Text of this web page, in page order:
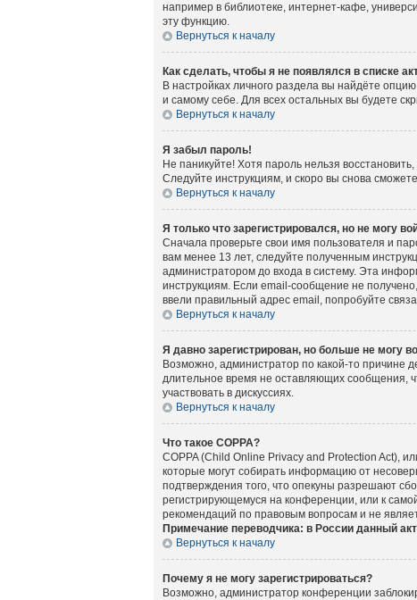
например в библиотеке, интернет-кафе,
эту функцию.
Вернуться к началу
Как сделать, чтобы я не появлялся в списке
В настройках личного раздела вы найдёте опцию
и самому себе. Для всех остальных вы будете
Вернуться к началу
Я забыл пароль!
Не паникуйте! Хотя пароль нельзя
Следуйте инструкциям, и скоро вы снова
Вернуться к началу
Я только что зарегистрировался, но не могу
Сначала проверьте свои имя пользователя и
вам менее 13 лет, следуйте полученным
администратором до входа в систему. Эта
инструкциям. Если email-сообщение не
ввели правильный адрес email, попробуйте
Вернуться к началу
Я давно зарегистрирован, но больше не могу
Возможно, администратор по какой-то причине
длительное время не оставляющих сообщения,
участвовать в дискуссиях.
Вернуться к началу
Что такое COPPA?
COPPA (Child Online Privacy and Protection Act),
которые могут собирать информацию от
подтверждения того, что опекуны разрешают
регистрирующемуся на конференции, или к
рекомендаций по правовым вопросам и не
Примечание переводчика: в России данный
Вернуться к началу
Почему я не могу зарегистрироваться?
Возможно, администратор конференции